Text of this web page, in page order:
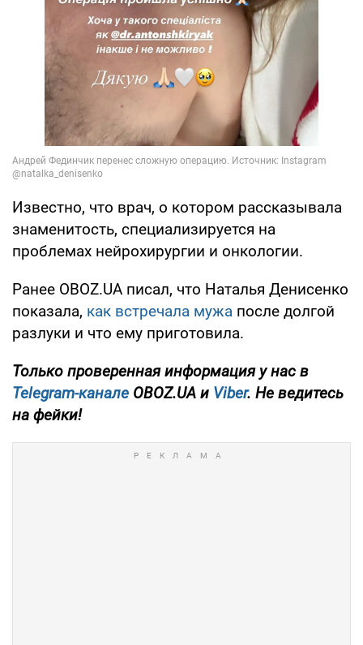
Известно, что врач, о котором рассказывала
знаменитость, специализируется на
проблемах нейрохирургии и онкологии.
Ранее OBOZ.UA писал, что Наталья Денисенко
показала, как встречала мужа после долгой
разлуки и что ему приготовила.
Только проверенная информация у нас в
Telegram-канале OBOZ.UA и Viber. Не ведитесь
на фейки!